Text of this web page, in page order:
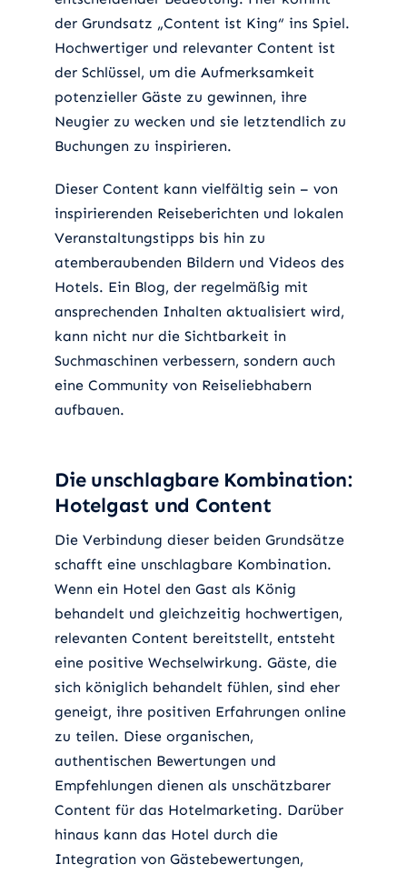
der Grundsatz „Content ist King“ ins Spiel.
Hochwertiger und relevanter Content ist
der Schlüssel, um die Aufmerksamkeit
potenzieller Gäste zu gewinnen, ihre
Neugier zu wecken und sie letztendlich zu
Buchungen zu inspirieren.
Dieser Content kann vielfältig sein – von
inspirierenden Reiseberichten und lokalen
Veranstaltungstipps bis hin zu
atemberaubenden Bildern und Videos des
Hotels. Ein Blog, der regelmäßig mit
ansprechenden Inhalten aktualisiert wird,
kann nicht nur die Sichtbarkeit in
Suchmaschinen verbessern, sondern auch
eine Community von Reiseliebhabern
aufbauen.
Die unschlagbare Kombination:
Hotelgast und Content
Die Verbindung dieser beiden Grundsätze
schafft eine unschlagbare Kombination.
Wenn ein Hotel den Gast als König
behandelt und gleichzeitig hochwertigen,
relevanten Content bereitstellt, entsteht
eine positive Wechselwirkung. Gäste, die
sich königlich behandelt fühlen, sind eher
geneigt, ihre positiven Erfahrungen online
zu teilen. Diese organischen,
authentischen Bewertungen und
Empfehlungen dienen als unschätzbarer
Content für das Hotelmarketing. Darüber
hinaus kann das Hotel durch die
Integration von Gästebewertungen,